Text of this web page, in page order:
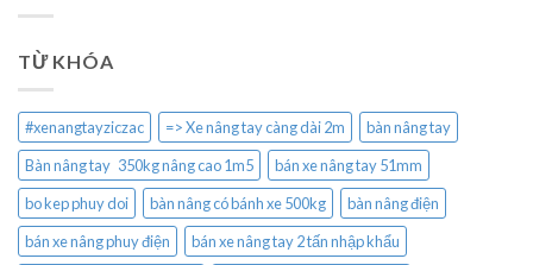
TỪ KHÓA
#xenangtayziczac => Xe nâng tay càng dài 2m
bàn nâng tay
Bàn nâng tay 350kg nâng cao 1m5
bán xe nâng tay 51mm
bo kep phuy doi
bàn nâng có bánh xe 500kg
bàn nâng điện
bán xe nâng phuy điện
bán xe nâng tay 2 tấn nhập khẩu